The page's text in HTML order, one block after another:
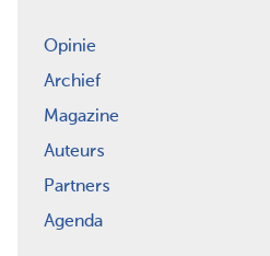
Opinie
Archief
Magazine
Auteurs
Partners
Agenda